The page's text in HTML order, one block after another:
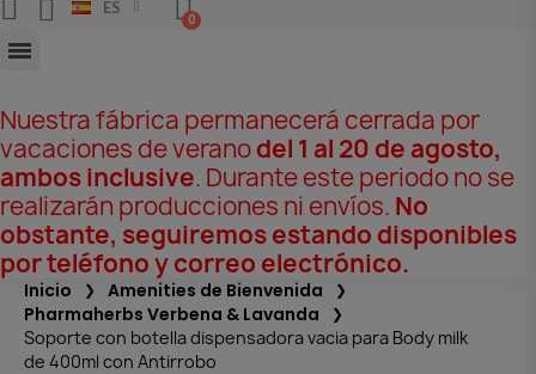
ES
Nuestra fábrica permanecerá cerrada por
vacaciones de veranodel 1 al 20 de agosto,
ambos inclusive. Durante este periodo no se
realizarán producciones ni envíos. No
obstante, seguiremos estando disponibles
por teléfono y correo electrónico.
Inicio
Amenities de Bienvenida
Pharmaherbs Verbena & Lavanda
Soporte con botella dispensadora vacia para Body milk
de 400ml con Antirrobo